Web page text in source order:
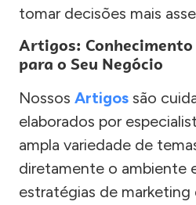
tomar decisões mais
Artigos:
para o Seu Negócio
Nossos Artigos são
elaborados por
ampla variedade de
diretamente o ambiente
estratégias de